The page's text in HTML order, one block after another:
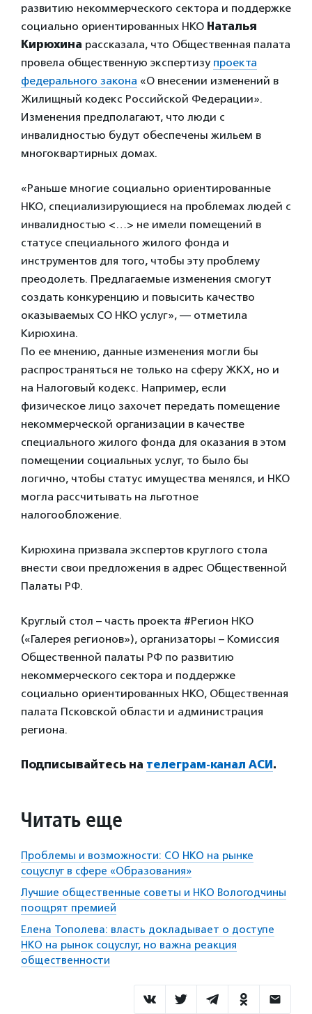
развитию некоммерческого сектора и поддержке
социально ориентированных НКО Наталья
Кирюхина рассказала, что Общественная палата
провела общественную экспертизу проекта
федерального закона «О внесении изменений в
Жилищный кодекс Российской Федерации».
Изменения предполагают, что люди с
инвалидностью будут обеспечены жильем в
многоквартирных домах.
«Раньше многие социально ориентированные
НКО, специализирующиеся на проблемах людей с
инвалидностью <…> не имели помещений в
статусе специального жилого фонда и
инструментов для того, чтобы эту проблему
преодолеть. Предлагаемые изменения смогут
создать конкуренцию и повысить качество
оказываемых СО НКО услуг», — отметила
Кирюхина.
По ее мнению, данные изменения могли бы
распространяться не только на сферу ЖКХ, но и
на Налоговый кодекс. Например, если
физическое лицо захочет передать помещение
некоммерческой организации в качестве
специального жилого фонда для оказания в этом
помещении социальных услуг, то было бы
логично, чтобы статус имущества менялся, и НКО
могла рассчитывать на льготное
налогообложение.
Кирюхина призвала экспертов круглого стола
внести свои предложения в адрес Общественной
Палаты РФ.
Круглый стол – часть проекта #Регион НКО
(«Галерея регионов»), организаторы – Комиссия
Общественной палаты РФ по развитию
некоммерческого сектора и поддержке
социально ориентированных НКО, Общественная
палата Псковской области и администрация
региона.
Подписывайтесь на телеграм-канал АСИ.
Читать еще
Проблемы и возможности: СО НКО на рынке
соцуслуг в сфере «Образования»
Лучшие общественные советы и НКО Вологодчины
поощрят премией
Елена Тополева: власть докладывает о доступе
НКО на рынок соцуслуг, но важна реакция
общественности